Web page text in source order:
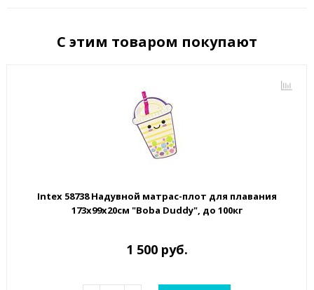
С этим товаром покупают
Intex 58738 Надувной матрас-плот для плавания
173х99х20см "Boba Duddy", до 100кг
1 500 руб.